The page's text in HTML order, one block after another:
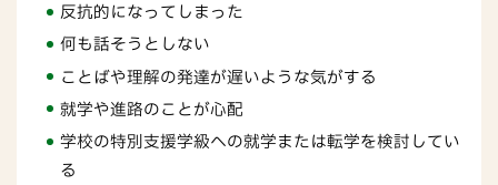
反抗的になってしまった
何も話そうとしない
ことばや理解の発達が遅いような気がする
就学や進路のことが心配
学校の特別支援学級への就学または転学を検討してい
る